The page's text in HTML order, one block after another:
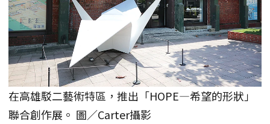
在高雄駁二藝術特區，推出「HOPE—希望的形狀」
聯合創作展。 圖／Carter攝影